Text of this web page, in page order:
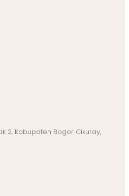
2, Kabupaten Bogor Cikuray,